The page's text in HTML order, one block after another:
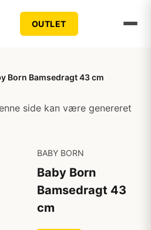
OUTLET
Born Bamsedragt 43 cm
side kan være genereret
BABY BORN
Baby Born
Bamsedragt 43
cm